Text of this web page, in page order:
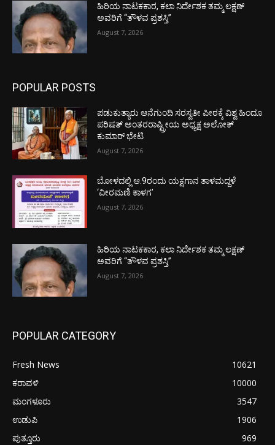
ಹಿರಿಯ ನಾಟಕಕಾರ, ಕಲಾ ನಿರ್ದೇಶಕ ತಮ್ಮ ಲಕ್ಷಣ್
ಅವರಿಗೆ “ತೌಳವ ಪ್ರಶಸ್ತಿ”
August 7, 2026
POPULAR POSTS
ಪಡುಕುತ್ಯಾರು ಆನೆಗುಂದಿ ಸರಸ್ವತೀ ಪೀಠಕ್ಕೆ ವಿಶ್ವ ಹಿಂದೂ
ಪರಿಷತ್ ಅಂತರರಾಷ್ಟ್ರೀಯ ಅಧ್ಯಕ್ಷ ಅಲೋಕ್
ಕುಮಾರ್ ಭೇಟಿ
August 7, 2026
ಬೋಳದಲ್ಲಿ ಆ.9ರಂದು ಯಕ್ಷಗಾನ ತಾಳಮದ್ದಳೆ
‘ವೀರಮಣಿ ಕಾಳಗ’
August 7, 2026
ಹಿರಿಯ ನಾಟಕಕಾರ, ಕಲಾ ನಿರ್ದೇಶಕ ತಮ್ಮ ಲಕ್ಷಣ್
ಅವರಿಗೆ “ತೌಳವ ಪ್ರಶಸ್ತಿ”
August 7, 2026
POPULAR CATEGORY
Fresh News
10621
ಕರಾವಳಿ
10000
ಮಂಗಳೂರು
3547
ಉಡುಪಿ
1906
ಪುತ್ತೂರು
969